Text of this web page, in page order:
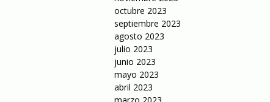
octubre 2023
septiembre 2023
agosto 2023
julio 2023
junio 2023
mayo 2023
abril 2023